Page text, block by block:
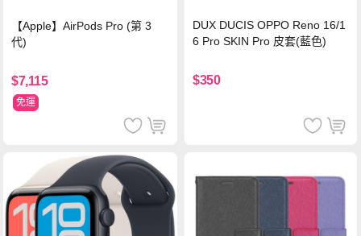
【Apple】AirPods Pro (第 3
代)
$7,115
免運
DUX DUCIS OPPO Reno 16/1
6 Pro SKIN Pro 皮套(藍色)
$350